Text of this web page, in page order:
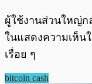
ผู้ใช้งานส่วนใหญ่ก
ในแสดงความเห็น
เรื่อย ๆ
bitcoin cash